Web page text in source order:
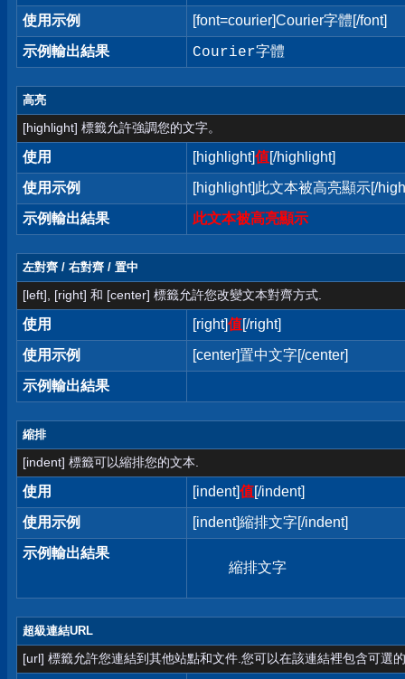
使用示例
[font=courier]Courier字體[/font]
示例輸出結果
Courier字體
高亮
[highlight] 標籤允許強調您的文字。
使用 [highlight]值[/highlight]
使用示例
[highlight]此文本被高亮顯示[/
示例輸出結果
此文本被高亮顯示
左對齊 / 右對齊 / 置中
[left], [right] 和 [center] 標籤允許您改變文本對齊方式.
使用 [right]值[/right]
使用示例
[center]置中文字[/center]
示例輸出結果
縮排
[indent] 標籤可以縮排您的文本.
使用 [indent]值[/indent]
使用示例
[indent]縮排文字[/indent]
示例輸出結果
縮排文字
超級連結URL
[url] 標籤允許您連結到其他站點和文件.您可以在該連結裡包含可選